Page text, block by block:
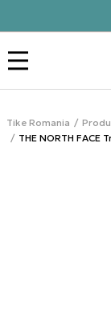
Tike Romania
THE NORTH FACE